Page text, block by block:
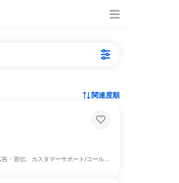
関連度順
、カスタマーサポート/コールセンター、IT